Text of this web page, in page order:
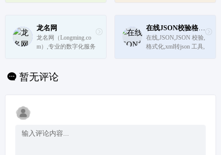
线智能DNS解析，免费
智能DNS产品，支持免
费URL转发，服务器宕
龙名网
龙名网（Longming.co
m）,专业的数字化服务
注、域名查询、域名预
定、域名竞拍、域名交
在线,JSON,JSON 校验,
格式化,xml转json 工具,
暂无评论